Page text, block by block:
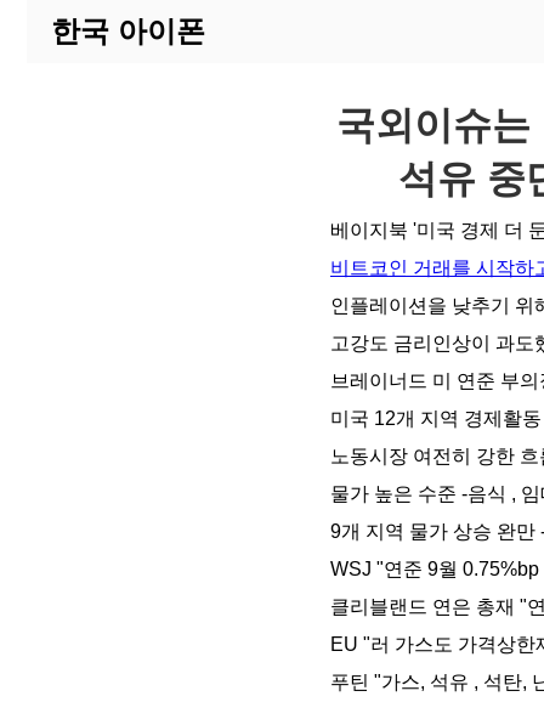
한국 아이폰
국외이슈
석유 중
베이지북 '미국 경제 더
비트코인 거래를 시작하
인플레이션을 낮추기 위
고강도 금리인상이 과도
브레이너드 미 연준 부의
미국 12개 지역 경제활
노동시장 여전히 강한 흐
물가 높은 수준 -음식 ,
9개 지역 물가 상승 완만
WSJ "연준 9월
클리블랜드 연은 총재 "
EU "러 가스도 가격상
푸틴 "가스, 석유 , 석탄,